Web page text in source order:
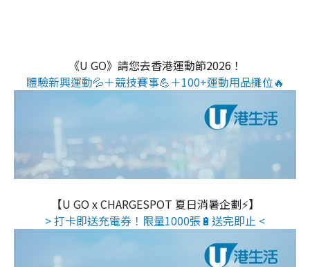
《U GO》請您去香港運動節2026！
體驗新興運動💦＋競技賽事💪＋100+運動用品攤位🔥
【U GO x CHARGESPOT 夏日消暑企劃⚡】
> 打卡即送充電券！限量1000張🔋送完即止 <